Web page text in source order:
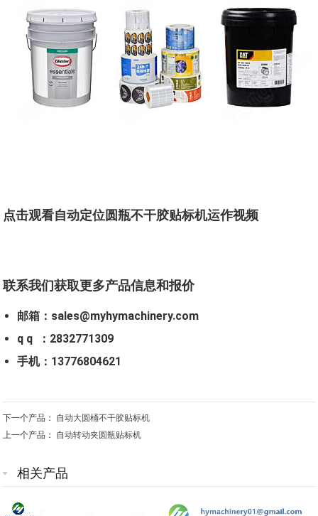
点击观看自动定位圆瓶不干胶贴标机运作视频
联系我们获取更多产品信息和报价
邮箱：sales@myhymachinery.com
q q ：2832771309
手机：13776804621
下一个产品： 自动大圆桶不干胶贴标机
上一个产品： 自动转动夹圆瓶贴标机
相关产品